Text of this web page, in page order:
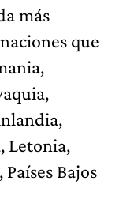
más
que
Letonia,
Bajos